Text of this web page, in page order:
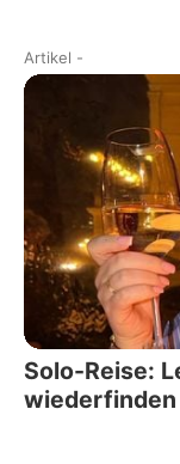
Artikel -
Solo-Reise:
wiederfinden